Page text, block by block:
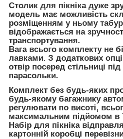
Столик для пікніка дуже
модель має можливість
розміщенням у ньому
відображається на
транспортування.
Вага всього комплекту не
лавками. З додаткових
отвір посеред стільниці
парасольки.
Комплект без будь-яких
будь-якому багажнику
регулювати по висоті,
максимальним підйомом в
Набір для пікніка
картонній коробці